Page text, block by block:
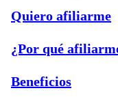
Quiero afiliarme
¿Por qué
Beneficios